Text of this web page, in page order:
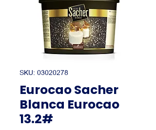
SKU: 03020278
Eurocao Sacher
Blanca Eurocao
13.2#